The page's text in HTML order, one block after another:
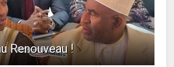
Renouveau !